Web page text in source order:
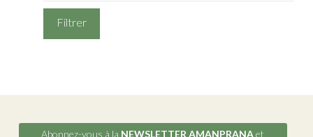
Abonnez-vous à la NEWSLETTER AMANPRANAet